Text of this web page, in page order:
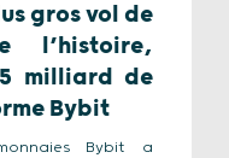
gros vol de
l’histoire,
milliard de
Bybit
Bybit a